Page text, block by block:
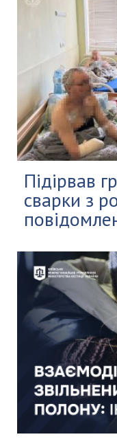
Підірвав
сварки з